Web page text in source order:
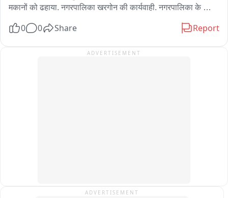
मकानों को ढहाया. नगरपालिका खरगोन की कार्यवाही. नगरपालिका के
गए थे. सभी को आठ-आठ नोटिस दे दिए गए हैं. अब मकानों तोड़ने की
तोड़ दिए हैं. कुछ लोग खुद मकान, दुकानदार हटा रहे हैं. नहीं हटाए तो आगे भी
0 0 Share Report
ADVERTISEMENT
ADVERTISEMENT